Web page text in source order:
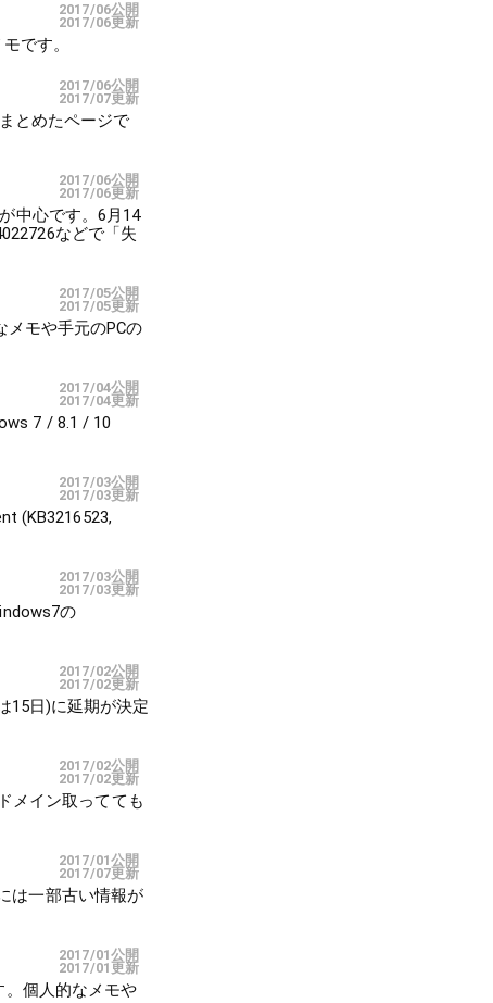
2017/06公開
2017/06更新
です。
2017/06公開
2017/07更新
とめたページで
2017/06公開
2017/06更新
中心です。6月14
などで「失
2017/05公開
2017/05更新
メモや手元のPCの
2017/04公開
2017/04更新
7 / 8.1 / 10
2017/03公開
2017/03更新
(KB3216523,
2017/03公開
2017/03更新
の
2017/02公開
2017/02更新
15日)に延期が決定
2017/02公開
2017/02更新
メイン取ってても
2017/01公開
2017/07更新
は一部古い情報が
2017/01公開
2017/01更新
。個人的なメモや